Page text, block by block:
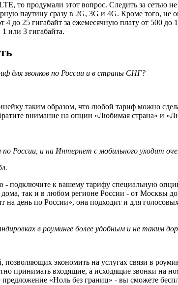
то продумали этот вопрос. Следить за
паутину сразу в 2G, 3G и 4G. Кроме того,
4 до 25 гигабайт за ежемесячную плату от 500
или 3 гигабайта.
для звонков по России и в страны СНГ?
таким образом, что любой тариф можно
внимание на опции «Любимая страна» и
России, и на Интернет с мобильного уходит
- подключите к вашему тарифу специальную
так и в любом регионе России - от Москвы
на день по России», она подходит и для
в роуминге более удобным и не таким
позволяющих экономить на услугах связи в
принимать входящие, а исходящие звонки на
«Ноль без границ» - вы сможете